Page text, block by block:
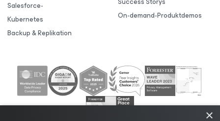
Salesforce-
Kubernetes
Backup & Replikation
On-demand-Produktdemos
×